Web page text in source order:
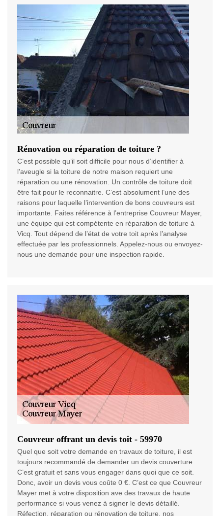
Rénovation ou réparation de toiture ?
C’est possible qu’il soit difficile pour nous d’identifier à
l’aveugle si la toiture de notre maison requiert une
réparation ou une rénovation. Un contrôle de toiture doit
être fait pour le reconnaitre. C’est absolument l’une des
raisons pour laquelle l’intervention de bons couvreurs est
importante. Faites référence à l’entreprise Couvreur Mayer,
une équipe qui est compétente en réparation de toiture à
Vicq. Tout dépend de l’état de votre toit après l’analyse
effectuée par les professionnels. Appelez-nous ou envoyez-
nous une demande pour une inspection rapide.
Couvreur offrant un devis toit - 59970
Quel que soit votre demande en travaux de toiture, il est
toujours recommandé de demander un devis couverture.
C’est gratuit et sans vous engager dans quoi que ce soit.
Donc, avoir un devis vous coûte 0 €. C’est ce que Couvreur
Mayer met à votre disposition ave des travaux de haute
performance si vous venez à signer le devis détaillé.
Réfection, réparation ou rénovation de toiture, nos